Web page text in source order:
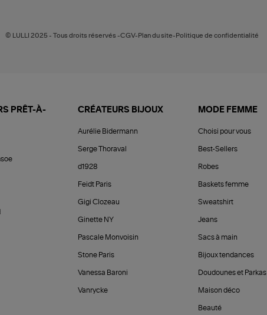
© LULLI 2025 - Tous droits réservés -CGV-Plan du site-Politique de confidentialité
PRÊT-À-
CRÉATEURS BIJOUX
Aurélie Bidermann
Serge Thoraval
d1928
Feidt Paris
Gigi Clozeau
Ginette NY
Pascale Monvoisin
Stone Paris
Vanessa Baroni
Vanrycke
MODE FEMME
Choisi pour vous
Best-Sellers
Robes
Baskets femme
Sweatshirt
Jeans
Sacs à main
Bijoux tendances
Doudounes et Parkas
Maison déco
Beauté